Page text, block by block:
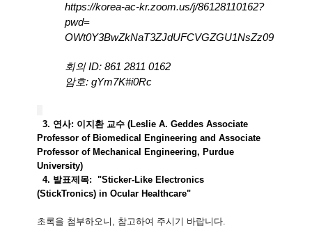
https://korea-ac-kr.zoom.us/j/86128110162?
pwd=
OWt0Y3BwZkNaT3ZJdUFCVGZGU1NsZz09
회의 ID: 861 2811 0162
암호: gYm7K#i0Rc
3. 연사: 이지환 교수 (Leslie A. Geddes Associate
Professor of Biomedical Engineering and Associate
Professor of Mechanical Engineering, Purdue
University)
4. 발표제목: "Sticker-Like Electronics
(StickTronics) in Ocular Healthcare"
초록을 첨부하오니, 참고하여 주시기 바랍니다.